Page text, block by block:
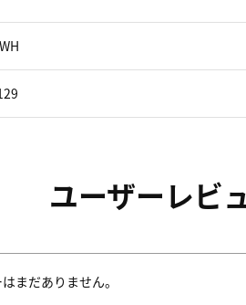
ユーザーレビ
まだありません。